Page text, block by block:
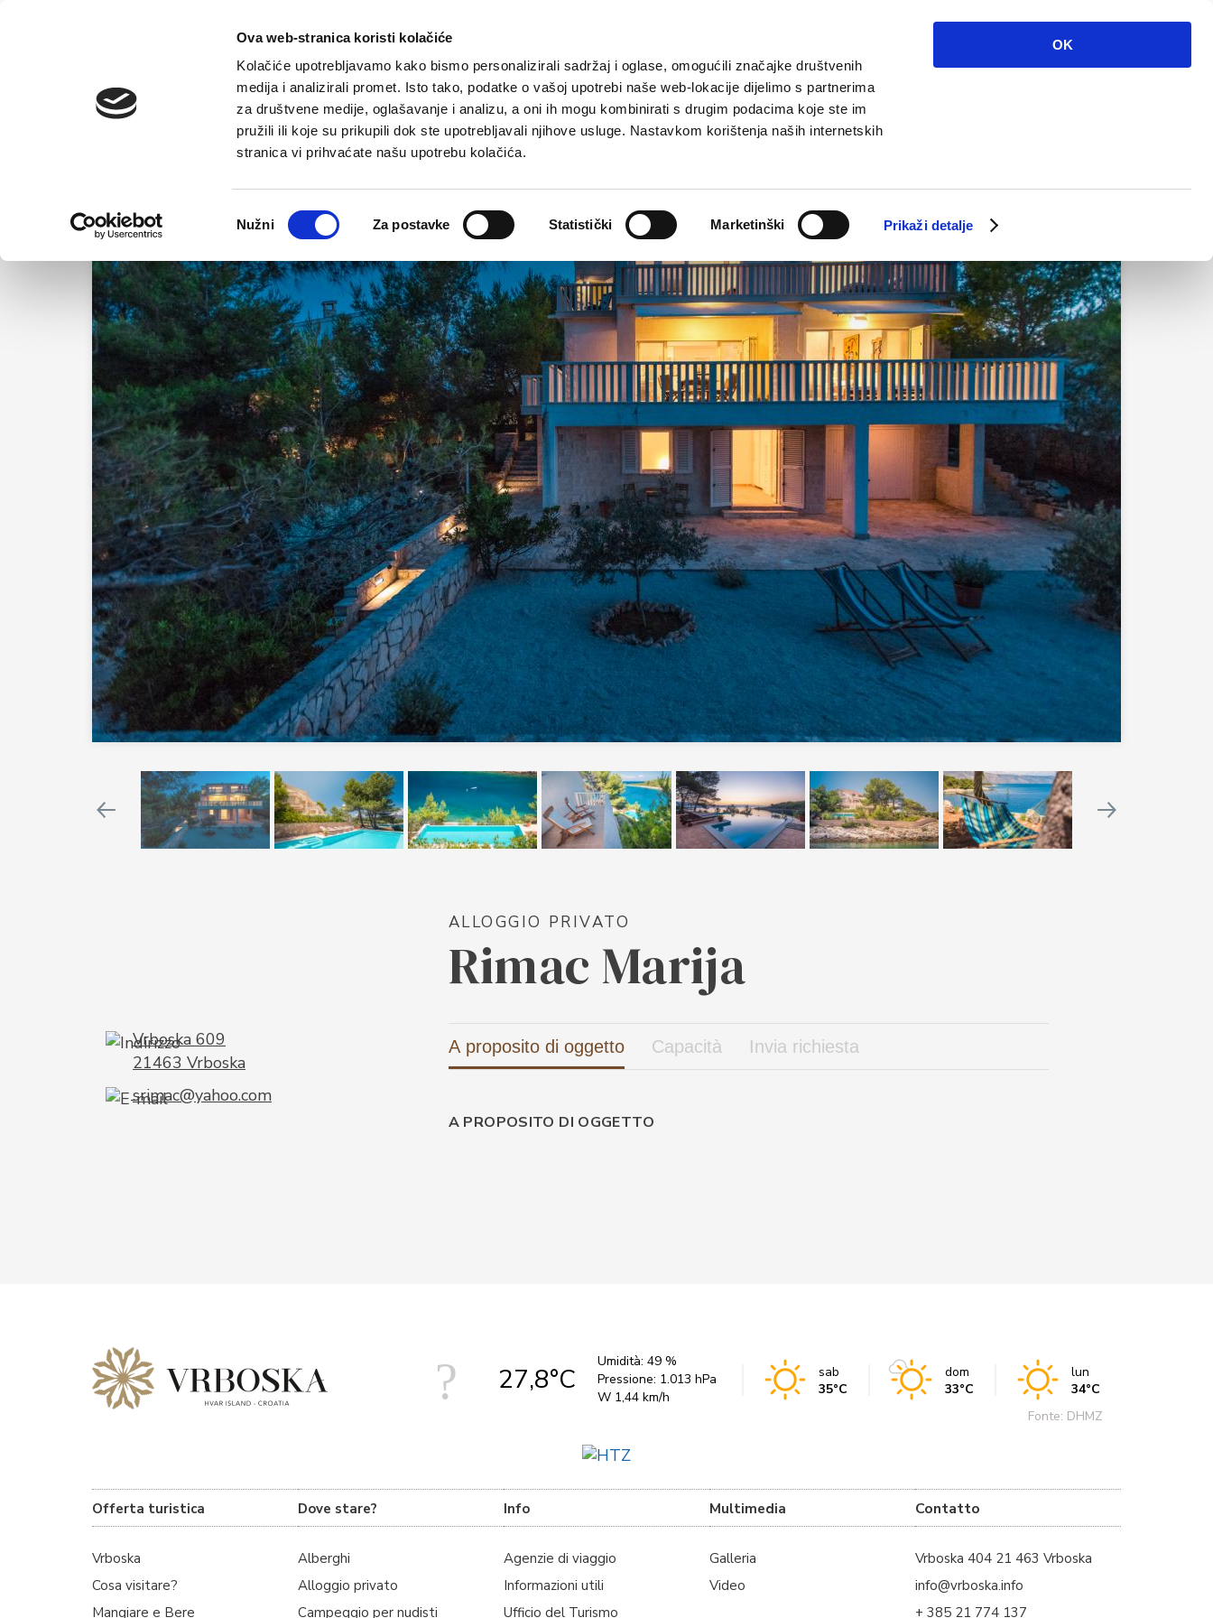
Ova web-stranica koristi kolačiće
Kolačiće upotrebljavamo kako bismo personalizirali sadržaj i oglase, omogućili značajke društvenih
medija i analizirali promet. Isto tako, podatke o vašoj upotrebi naše web-lokacije dijelimo s partnerima
za društvene medije, oglašavanje i analizu, a oni ih mogu kombinirati s drugim podacima koje ste im
pružili ili koje su prikupili dok ste upotrebljavali njihove usluge. Nastavkom korištenja naših internetskih
stranica vi prihvaćate našu upotrebu kolačića.
pristanka
Nužni Za postavke Statistički Marketinški Prikaži detalje
OK
Home Offerta turistica Contatto
ALLOGGIO PRIVATO
Rimac Marija
Vrboska 609
21463 Vrboska
srimac@yahoo.com
A proposito di oggetto Capacità Invia richiesta
A PROPOSITO DI OGGETTO
27,8°C
Umidità: 49 %
Pressione: 1.013 hPa
W 1,44 km/h
sab
35°C
dom
33°C
lun
34°C
Fonte: DHMZ
Offerta turistica
Vrboska
Cosa visitare?
Mangiare e Bere
Dove stare?
Alberghi
Alloggio privato
Campeggio per nudisti
Info
Agenzie di viaggio
Informazioni utili
Ufficio del Turismo
Multimedia
Galleria
Video
Contatto
Vrboska 404 21 463 Vrboska
info@vrboska.info
+ 385 21 774 137